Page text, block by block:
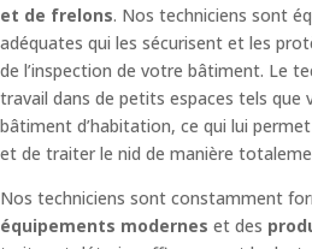
et de frelons. Nos techniciens sont
adéquates qui les sécurisent et les
de l’inspection de votre bâtiment. Le
travail dans de petits espaces tels que
bâtiment d’habitation, ce qui lui permet
et de traiter le nid de manière
Nos techniciens sont constamment
équipements modernes et des